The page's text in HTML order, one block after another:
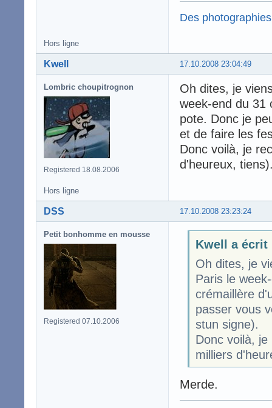
Des
Hors ligne
17.10.2008 23:04:49
Kwell
Lombric choupitrognon
Registered 18.08.2006
Oh dites, je
week-end du 31
pote. Donc je
et de faire les
Donc voilà, je
d'heureux,
Hors ligne
17.10.2008 23:23:24
DSS
Petit bonhomme en mousse
Registered 07.10.2006
Kwell a écrit
Oh dites, je
Paris le
crémaillère
passer vous
stun signe).
Donc voilà,
milliers
Merde.